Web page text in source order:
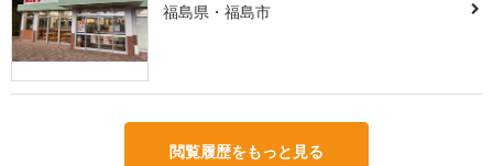
福島県・福島市
閲覧履歴をもっと見る